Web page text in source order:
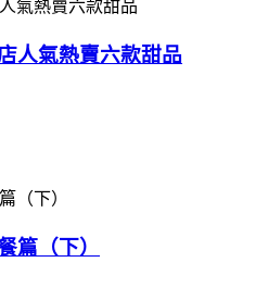
人氣熱賣六款甜品
篇（下）